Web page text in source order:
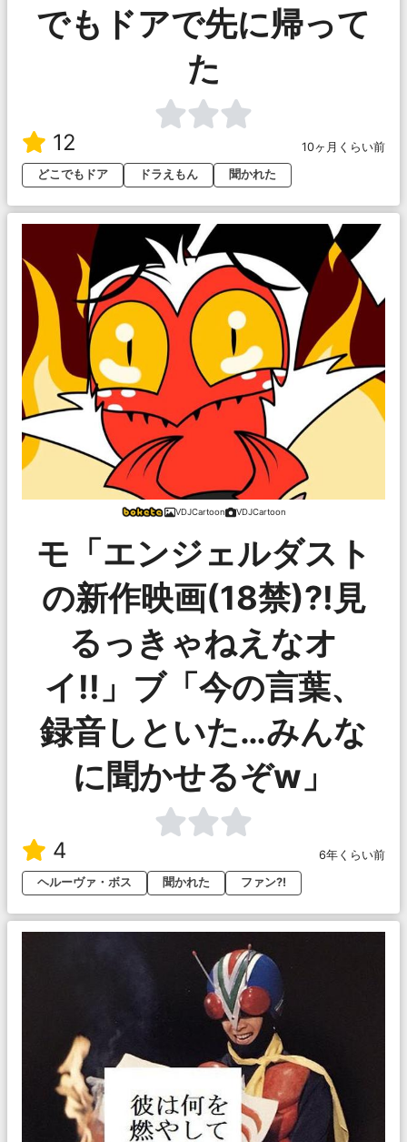
でもドアで先に帰って
た
12
10ヶ月くらい前
どこでもドア
ドラえもん 聞かれた
VDJCartoon VDJCartoon
モ「エンジェルダスト
の新作映画(18禁)?!見
るっきゃねえなオ
イ!!」ブ「今の言葉、
録音しといた…みんな
に聞かせるぞw」
4
6年くらい前
ヘルーヴァ・ボス
聞かれた ファン?!